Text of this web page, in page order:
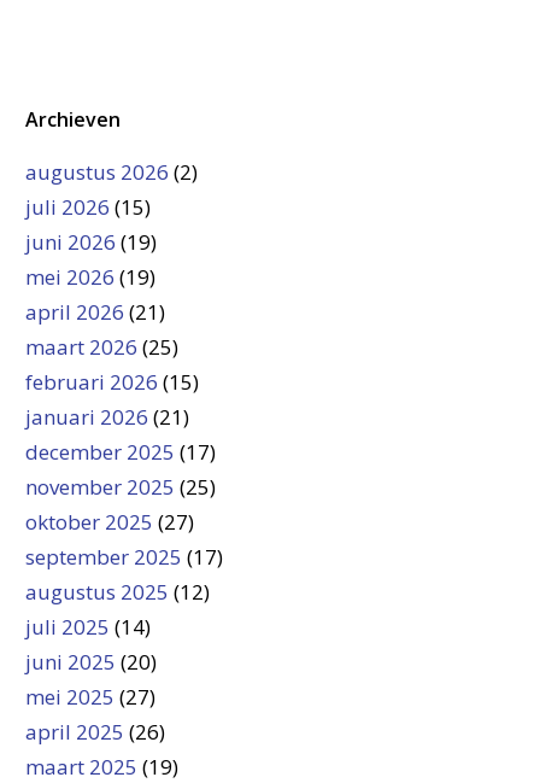
Archieven
augustus 2026 (2)
juli 2026 (15)
juni 2026 (19)
mei 2026 (19)
april 2026 (21)
maart 2026 (25)
februari 2026 (15)
januari 2026 (21)
december 2025 (17)
november 2025 (25)
oktober 2025 (27)
september 2025 (17)
augustus 2025 (12)
juli 2025 (14)
juni 2025 (20)
mei 2025 (27)
april 2025 (26)
maart 2025 (19)